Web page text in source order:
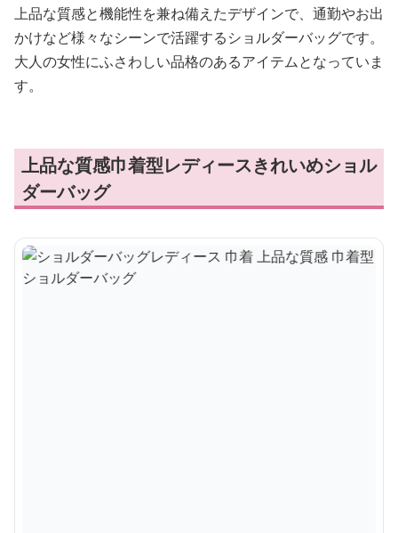
上品な質感と機能性を兼ね備えたデザインで、通勤やお出
かけなど様々なシーンで活躍するショルダーバッグです。
大人の女性にふさわしい品格のあるアイテムとなっていま
す。
上品な質感巾着型レディースきれいめショル
ダーバッグ